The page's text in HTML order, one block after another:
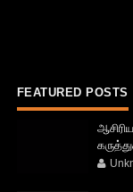
FEATURED POSTS